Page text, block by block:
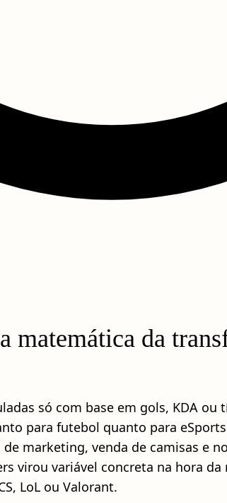
matemática da
só com base em gols, KDA
para futebol quanto para
marketing, venda de camisas e
virou variável concreta na hora
LoL ou Valorant.